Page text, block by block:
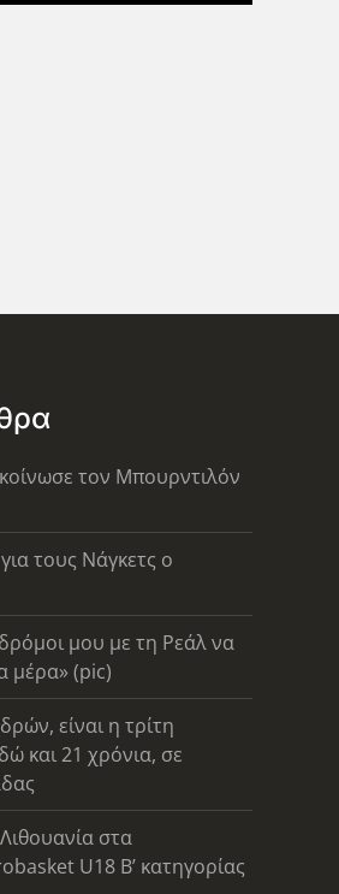
τον Μπουρντιλόν
τους Νάγκετς ο
μου με τη Ρεάλ να
μέρα» (pic)
είναι η τρίτη
και 21 χρόνια, σε
στα
U18 Β’ κατηγορίας